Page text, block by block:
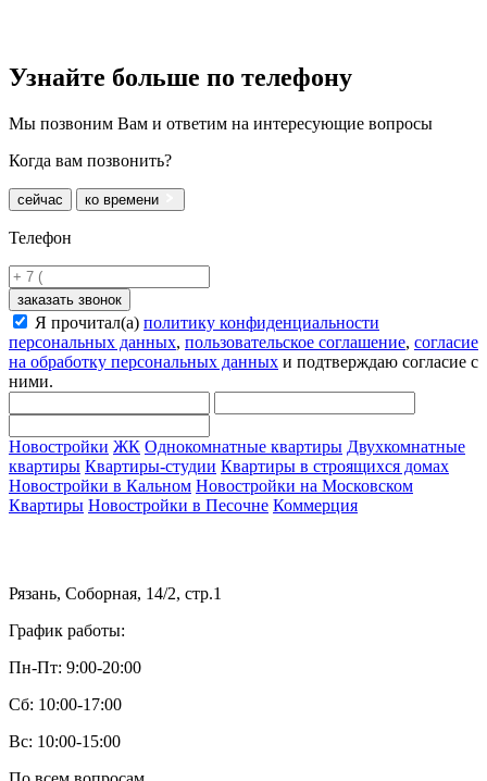
Узнайте больше по телефону
Мы позвоним Вам и ответим на интересующие вопросы
Когда вам позвонить?
сейчас ко времени
Телефон
заказать звонок
Я прочитал(а) политику конфиденциальности
персональных данных, пользовательское соглашение, согласие
на обработку персональных данных и подтверждаю согласие с
ними.
Новостройки ЖК Однокомнатные квартиры Двухкомнатные
квартиры Квартиры-студии Квартиры в строящихся домах
Новостройки в Кальном Новостройки на Московском
Квартиры Новостройки в Песочне Коммерция
Рязань, Соборная, 14/2, стр.1
График работы:
Пн-Пт: 9:00-20:00
Сб: 10:00-17:00
Вс: 10:00-15:00